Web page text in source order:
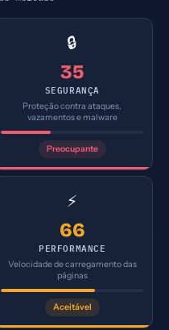
🔒
35
SEGURANÇA
Proteção contra ataques,
vazamentos e malware
Preocupante
⚡
66
PERFORMANCE
Velocidade de carregamento das
páginas
Aceitável